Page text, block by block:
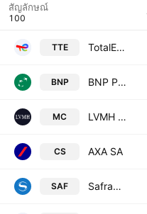
สัญลักษณ์
TTE TotalEnergies SE
BNP BNP Paribas S.A. Class A
MC LVMH Moet Hennessy Louis Vuitton SE
CS AXA SA
SAF Safran SA